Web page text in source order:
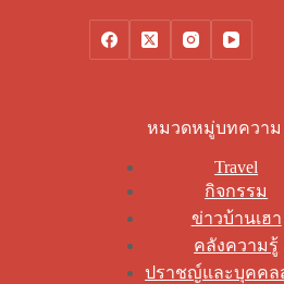
หมวดหมู่บทความ
Travel
กิจกรรม
ข่าวบ้านเฮา
คลังความรู้
ปราชญ์และบุคค